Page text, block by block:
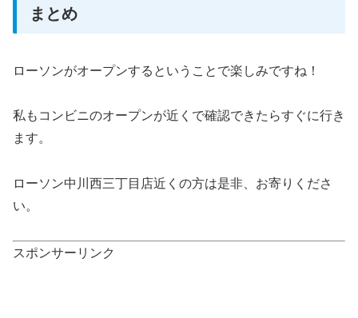
まとめ
ローソンがオープンするということで楽しみですね！
私もコンビニのオープンが近くで確認できたらすぐに行き
ます。
ローソン中川西三丁目店近くの方は是非、お寄りくださ
い。
スポンサーリンク